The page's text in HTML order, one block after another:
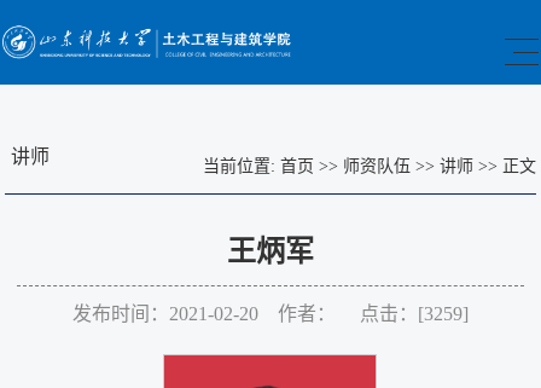
讲师 当前位置: 首页 >> 师资队伍 >> 讲师 >> 正文
王炳军
发布时间：2021-02-20 作者： 点击：[3259]